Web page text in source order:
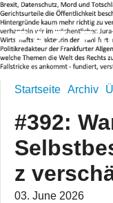
F.A.Z.
Startseite Archiv
#392:
z
03. June 2026